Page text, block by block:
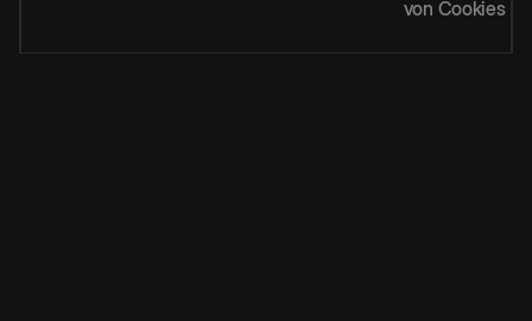
von Cookies